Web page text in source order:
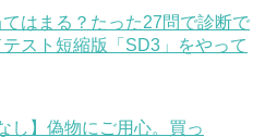
はまる？たった27問で診断で
スト短縮版「SD3」をやって